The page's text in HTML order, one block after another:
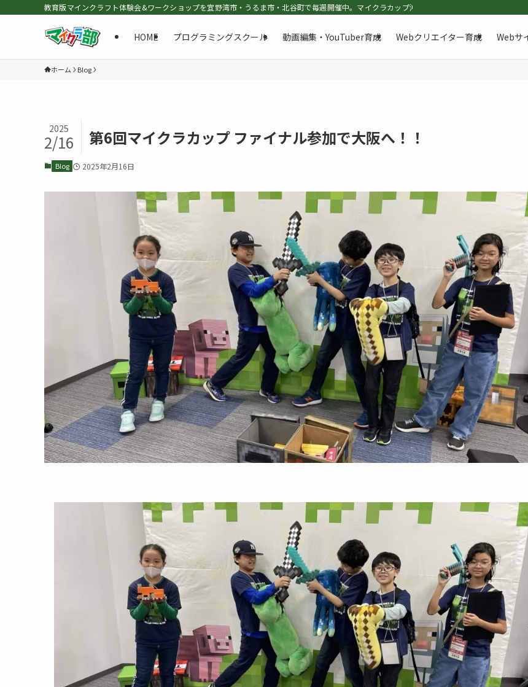
教育版マインクラフト体験会&ワークショップを宜野湾市・うるま市・北谷町で毎週開催中。マイクラカップ沖縄代表・全国大会TBS賞受賞
HOME プログラミングスクール 動画編集・YouTuber育成 Webクリエイター育成 Webサ
ホーム Blog
第6回マイクラカップ ファイナル参加で大阪へ！！
2025
2/16
Blog 2025年2月16日